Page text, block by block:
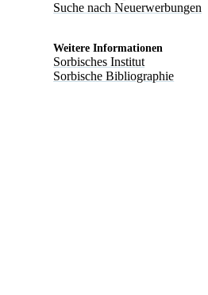
Suche nach Neuerwerbungen
Weitere Informationen
Sorbisches Institut
Sorbische Bibliographie